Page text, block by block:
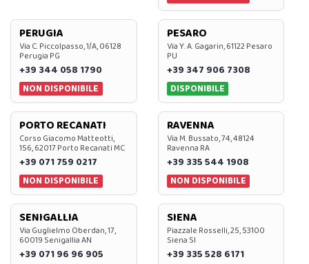
PERUGIA
Via C. Piccolpasso, 1/A, 06128
Perugia PG
+39 344 058 1790
NON DISPONIBILE
PESARO
Via Y. A. Gagarin, 61122 Pesaro
PU
+39 347 906 7308
DISPONIBILE
PORTO RECANATI
Corso Giacomo Matteotti,
156, 62017 Porto Recanati MC
+39 071 759 0217
NON DISPONIBILE
RAVENNA
Via M. Bussato, 74, 48124
Ravenna RA
+39 335 544 1908
NON DISPONIBILE
SENIGALLIA
Via Guglielmo Oberdan, 17,
60019 Senigallia AN
+39 071 96 96 905
SIENA
Piazzale Rosselli, 25, 53100
Siena SI
+39 335 528 6171